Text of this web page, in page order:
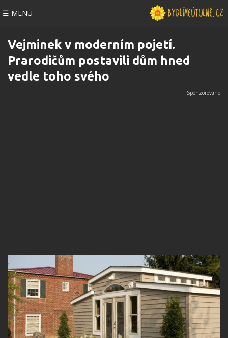
☰ MENU
Vejminek v moderním pojetí.
Prarodičům postavili dům hned
vedle toho svého